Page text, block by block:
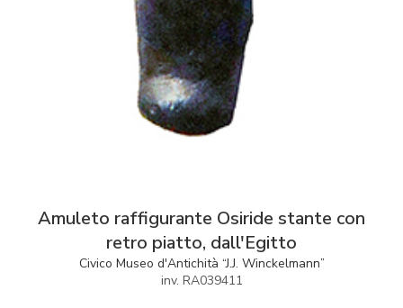
Amuleto raffigurante Osiride stante con
retro piatto, dall'Egitto
Civico Museo d'Antichità “J.J. Winckelmann”
inv. RA039411